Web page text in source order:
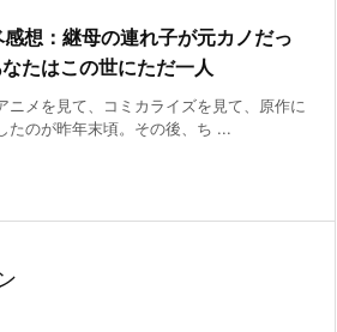
感想：継母の連れ子が元カノだっ
たはこの世にただ一人
ニメを見て、コミカライズを見て、原作に
たのが昨年末頃。その後、ち ...